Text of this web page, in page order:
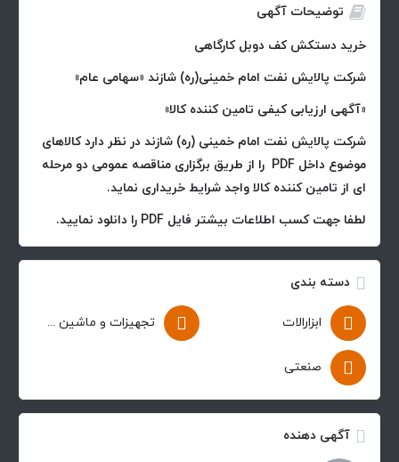
توضیحات آگهی
خرید دستکش کف دوبل کارگاهی
شرکت پالایش نفت امام خمینی(ره) شازند «سهامی عام»
«آگهی ارزیابی کیفی تامین کننده کالا»
شرکت پالایش نفت امام خمینی (ره) شازند در نظر دارد کالاهای
موضوع داخل PDF را از طریق برگزاری مناقصه عمومی دو مرحله
ای از تامین کننده کالا واجد شرایط خریداری نماید.
لطفا جهت کسب اطلاعات بیشتر فایل PDF را دانلود نمایید.
دسته بندی
ابزارالات تجهیزات و ماشین آلات
صنعتی
آگهی دهنده